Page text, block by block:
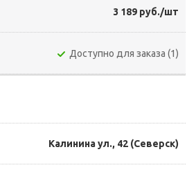
3 189 руб./шт
Доступно для заказа (1)
Калинина ул., 42 (Северск)